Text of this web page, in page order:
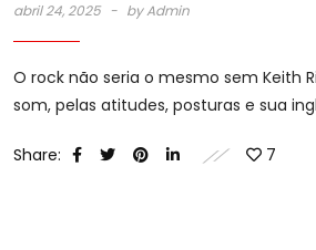
abril 24, 2025 byAdmin
O rock não seria o mesmo sem Keith
som, pelas atitudes, posturas e sua
Share: 7